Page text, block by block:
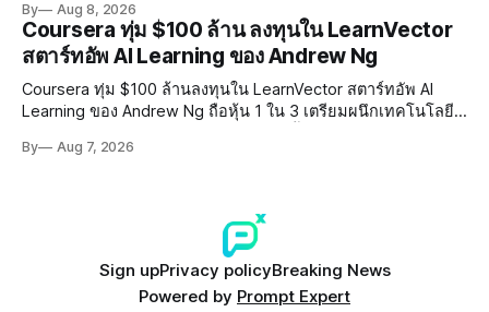
การทำร้ายเด็ก
By Aug 8, 2026
Coursera ทุ่ม $100 ล้าน ลงทุนใน LearnVector
สตาร์ทอัพ AI Learning ของ Andrew Ng
Coursera ทุ่ม $100 ล้านลงทุนใน LearnVector สตาร์ทอัพ AI
Learning ของ Andrew Ng ถือหุ้น 1 ใน 3 เตรียมผนึกเทคโนโลยี
แรกต้นปี 2027
By Aug 7, 2026
Sign upPrivacy policyBreaking News
Powered by Prompt Expert